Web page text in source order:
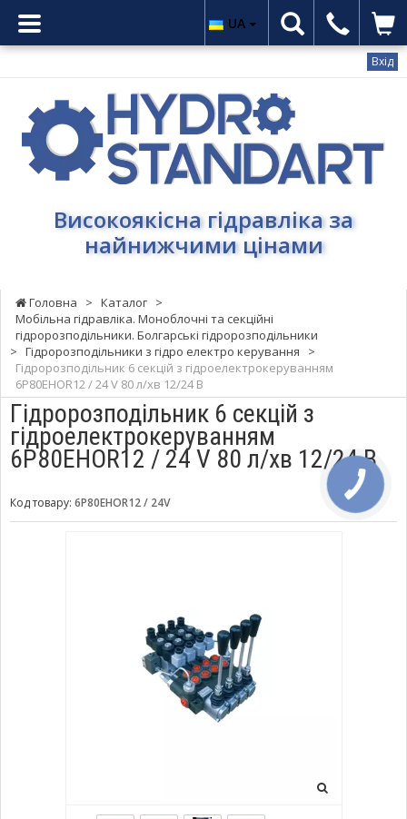
Вхід
Гідростандарт
Високоякісна
гідравліка
цінамиВисокоякісна гідравліка за
найнижчими цінами
UA
Головна > Каталог >
Мобільна гідравліка. Моноблочні та секційні
гідророзподільники. Болгарські гідророзподільники
> Гідророзподільники з гідро електро керування
>
Гідророзподільник 6 секцій з гідроелектрокеруванням
6P80EHOR12 / 24 V 80 л/хв 12/24 В
Гідророзподільник 6 секцій з
гідроелектрокеруванням
6P80EHOR12 / 24 V 80 л/хв 12/24 В
Код товару: 6P80EHOR12 / 24V